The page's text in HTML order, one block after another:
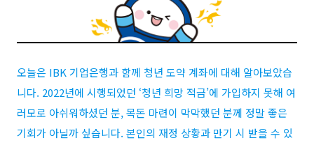
오늘은 IBK 기업은행과 함께 청년 도약 계좌에 대해 알아보았습
니다. 2022년에 시행되었던 ‘청년 희망 적금’에 가입하지 못해 여
러모로 아쉬워하셨던 분,목돈 마련이 막막했던 분께 정말 좋은
기회가 아닐까 싶습니다. 본인의 재정 상황과 만기 시 받을 수 있